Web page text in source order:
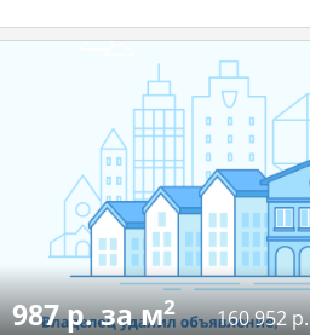
987 р. за м2 160 952 р.